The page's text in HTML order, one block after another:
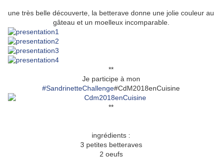
une très belle découverte, la betterave donne une jolie couleur au
gâteau et un moelleux incomparable.
**
Je participe à mon
#SandrinetteChallenge#CdM2018enCuisine
**
ingrédients :
3 petites betteraves
2 oeufs